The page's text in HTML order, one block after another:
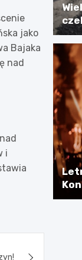
jako
Bajaka
nad
i